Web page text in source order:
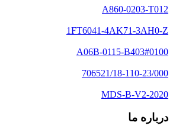
A860-0203-T012
1FT6041-4AK71-3AH0-Z
A06B-0115-B403#0100
706521/18-110-23/000
MDS-B-V2-2020
درباره ما